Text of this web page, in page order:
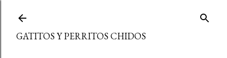
GATITOS Y PERRITOS CHIDOS